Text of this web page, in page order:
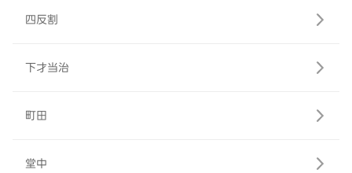
四反割
下才当治
町田
堂中